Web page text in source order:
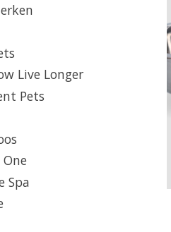
Live Longer
Pets
Spa